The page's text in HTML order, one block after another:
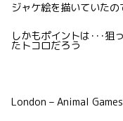
ジャケ絵を描いていたの
しかもポイントは･･･狙
たトコロだろう
London – Animal